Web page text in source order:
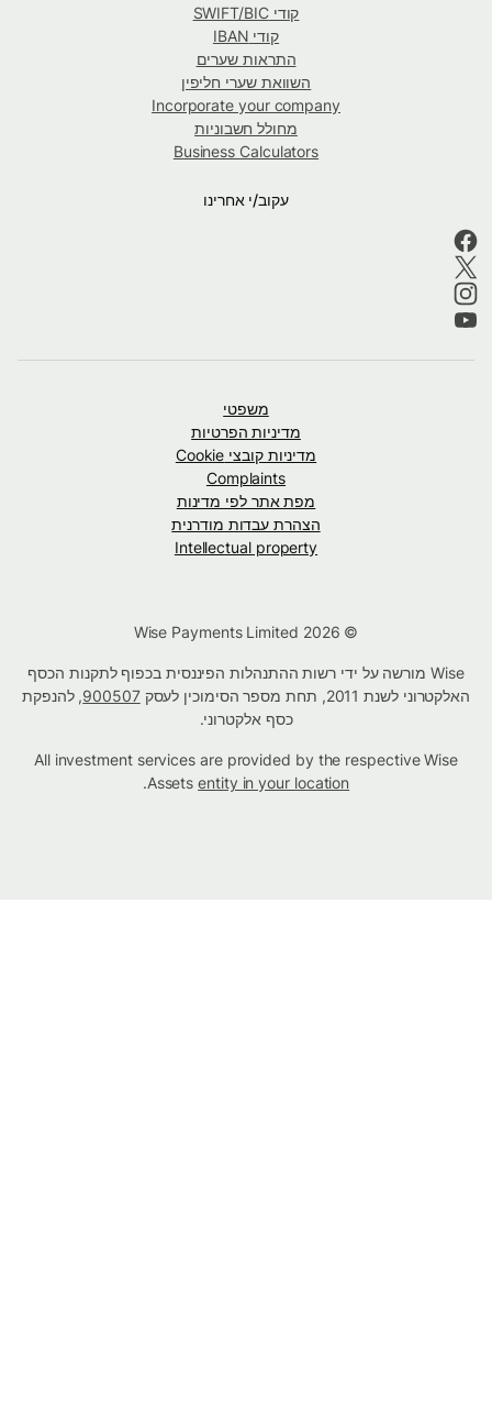
קודי SWIFT/BIC
קודי IBAN
התראות שערים
השוואת שערי חליפין
Incorporate your company
מחולל חשבוניות
Business Calculators
עקוב/י אחרינו
משפטי
מדיניות הפרטיות
מדיניות קובצי Cookie
Complaints
מפת אתר לפי מדינות
הצהרת עבדות מודרנית
Intellectual property
Wise מורשה על ידי רשות ההתנהלות הפיננסית בכפוף לתקנות הכסף
האלקטרוני לשנת 2011, תחת מספר הסימוכין לעסק
900507, להנפקת
כסף אלקטרוני.
All investment services are provided by the respective Wise
Assetsentity in your location
.